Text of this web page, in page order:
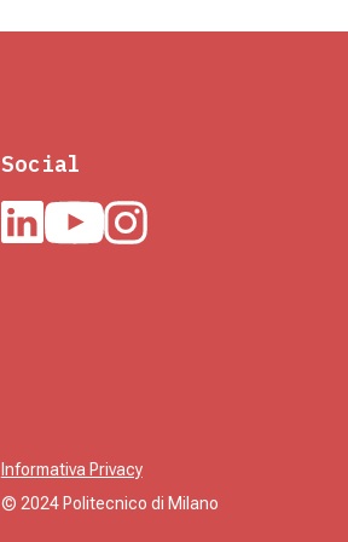
Social
Informativa Privacy
© 2024 Politecnico di Milano